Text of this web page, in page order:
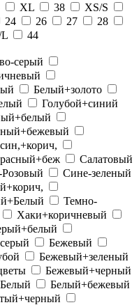
XL 38
XS/S
24 26 27
28
44
серый
Белый+золото
Голубой+синий
Салатовый
Сине-зеленый
Темно-
Хаки+коричневый
Бежевый
Бежевый+зеленый
Бежевый+черный
Белый
Белый+бежевый